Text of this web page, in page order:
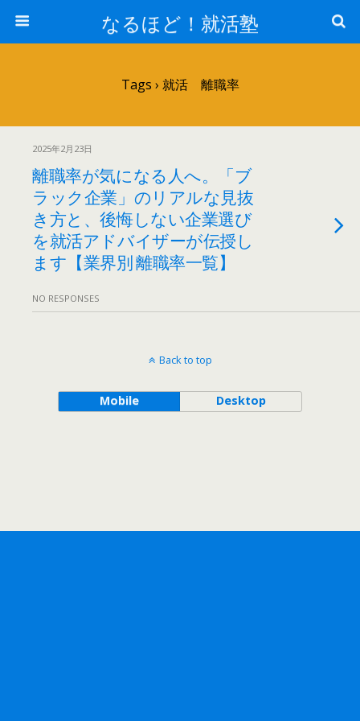
なるほど！就活塾
Tags › 就活 離職率
2025年2月23日
離職率が気になる人へ。「ブ
ラック企業」のリアルな見抜
き方と、後悔しない企業選び
を就活アドバイザーが伝授し
ます【業界別 離職率一覧】
NO RESPONSES
Back to top
Mobile Desktop